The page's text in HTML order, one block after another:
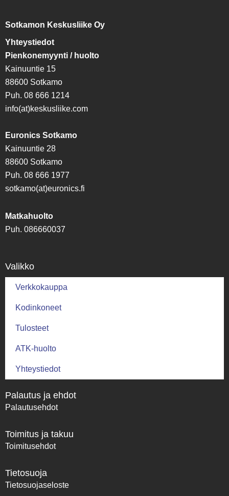
Sotkamon Keskusliike Oy
Yhteystiedot
Pienkonemyynti / huolto
Kainuuntie 15
88600 Sotkamo
Puh. 08 666 1214
info(at)keskusliike.com
Euronics Sotkamo
Kainuuntie 28
88600 Sotkamo
Puh. 08 666 1977
sotkamo(at)euronics.fi
Matkahuolto
Puh. 086660037
Valikko
Verkkokauppa
Kodinkoneet
Tulosteet
ATK-huolto
Yhteystiedot
Palautus ja ehdot
Palautusehdot
Toimitus ja takuu
Toimitusehdot
Tietosuoja
Tietosuojaseloste